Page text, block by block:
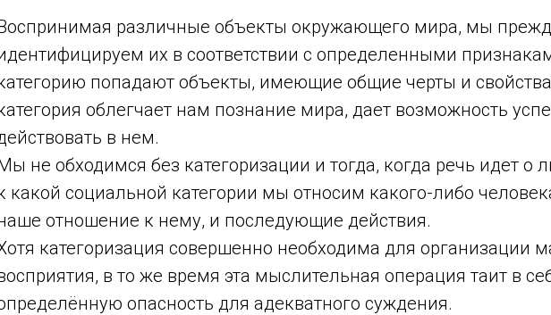
различные объекты окружающего мира, мы
их в соответствии с определенными
попадают объекты, имеющие общие черты и
облегчает нам познание мира, дает возможность
в нем.
не обходимся без категоризации и тогда, когда речь идет о
какой социальной категории мы относим какого-либо
отношение к нему, и последующие действия.
категоризация совершенно необходима для организации
в то же время эта мыслительная операция таит в
опасность для адекватного суждения.